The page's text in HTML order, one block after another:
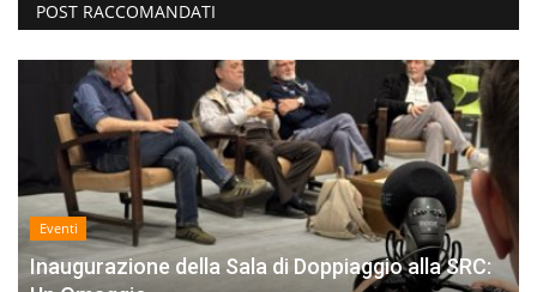
POST RACCOMANDATI
Eventi
Inaugurazione della Sala di Doppiaggio alla SRC: